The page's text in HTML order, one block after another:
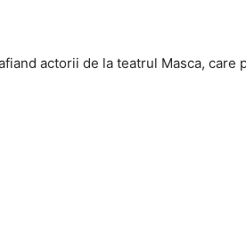
actorii de la teatrul Masca, care